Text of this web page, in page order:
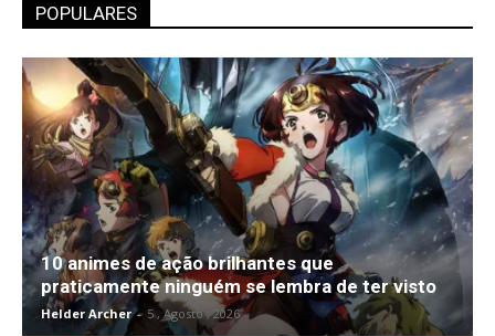
POPULARES
10 animes de ação brilhantes que
praticamente ninguém se lembra de ter visto
Helder Archer - 5 , Agosto , 2026